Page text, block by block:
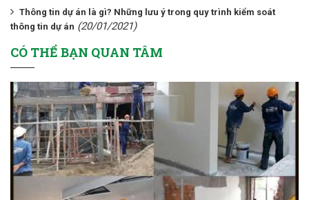
Thông tin dự án là gì? Những lưu ý trong quy trình kiểm soát
thông tin dự án (20/01/2021)
CÓ THỂ BẠN QUAN TÂM